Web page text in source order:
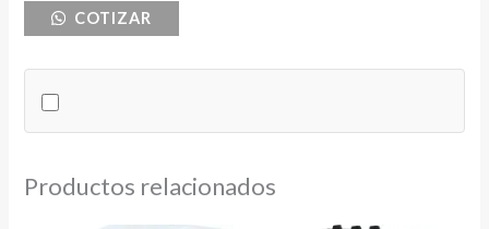
VELOCIDAD
cantidad
COTIZAR
Productos relacionados